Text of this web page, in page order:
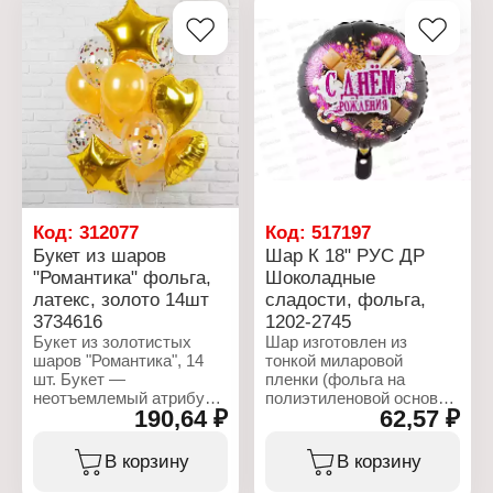
Количество: 5 шт
Материал: латекс
Цвет: розовый,
фиолетовый
Назначение: для гелия и
воздуха
этих шариков позволят
разукрасить досуг ярким
и цветами и наполнить
жизнь новыми
позитивными
впечатлениями! Играй и
наслаждайся!
Характеристики:
Торговая марка: Веселая
Артикул: 1104-0000
Тип товара: Воздушные
шары
Вариация: без рисунка
Цвет: в ассортименте
Размер: 18" (45 см)
Количество в упаковке:
25 шт
Материал: латекс
Код: 312077
Букет из шаров
"Романтика" фольга,
латекс, золото 14шт
3734616
Букет из золотистых
шаров "Романтика", 14
шт. Букет —
неотъемлемый атрибут
праздника. Но он не
обязательно должен
быть цветочным. Букет
из шаров покорит сердце
190,64 ₽
В корзину
Код:517197
Шар К 18" РУС ДР
Шоколадные
сладости, фольга,
1202-2745
Шар изготовлен из
тонкой миларовой
пленки (фольга на
полиэтиленовой основе).
Шар имеет встроенный
клапан, что упрощает
надувание. Для надува
рекомендуется
62,57 ₽
В корзину